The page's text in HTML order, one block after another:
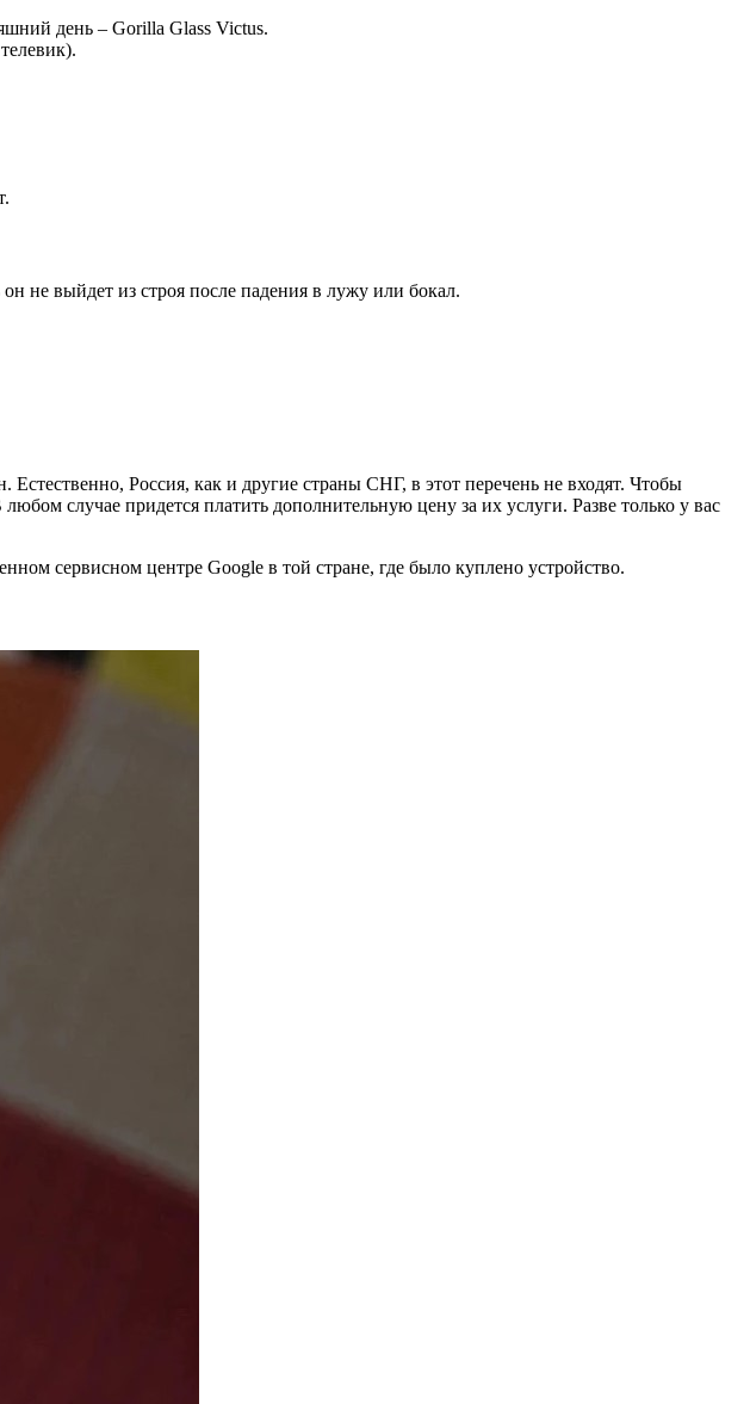
день – Gorilla Glass Victus.
не выйдет из строя после падения в лужу или бокал.
Естественно, Россия, как и другие страны СНГ, в этот перечень не входят. Чтобы
случае придется платить дополнительную цену за их услуги. Разве только у вас
сервисном центре Google в той стране, где было куплено устройство.